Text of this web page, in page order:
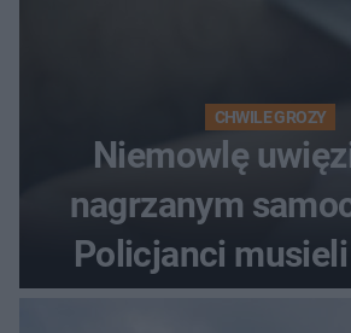
CHWILE GROZY
Niemowlę
nagrzanym
Policjanci musieli